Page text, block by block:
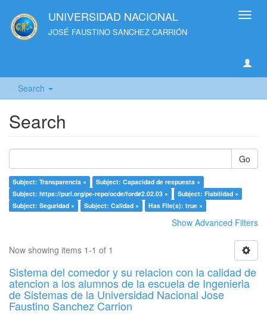
UNIVERSIDAD NACIONAL
JOSÉ FAUSTINO SANCHEZ CARRIÓN
Search
Search
Go
Subject: Transparencia ×
Subject: Capacidad de respuesta ×
Subject: https://purl.org/pe-repo/ocde/ford#2.02.03 ×
Subject: Fiabilidad ×
Subject: Seguridad ×
Subject: Calidad × Has File(s): true ×
Show Advanced Filters
Now showing items 1-1 of 1
Sistema del comedor y su relacion con la calidad de
atencion a los alumnos de la escuela de Ingenieria
de Sistemas de la Universidad Nacional Jose
Faustino Sanchez Carrion